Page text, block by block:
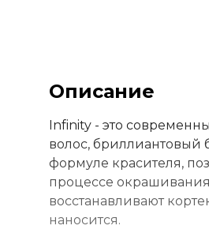
Описание
Infinity - это
волос, бриллиантовый
формуле красителя,
процессе
восстанавливают
наносится.